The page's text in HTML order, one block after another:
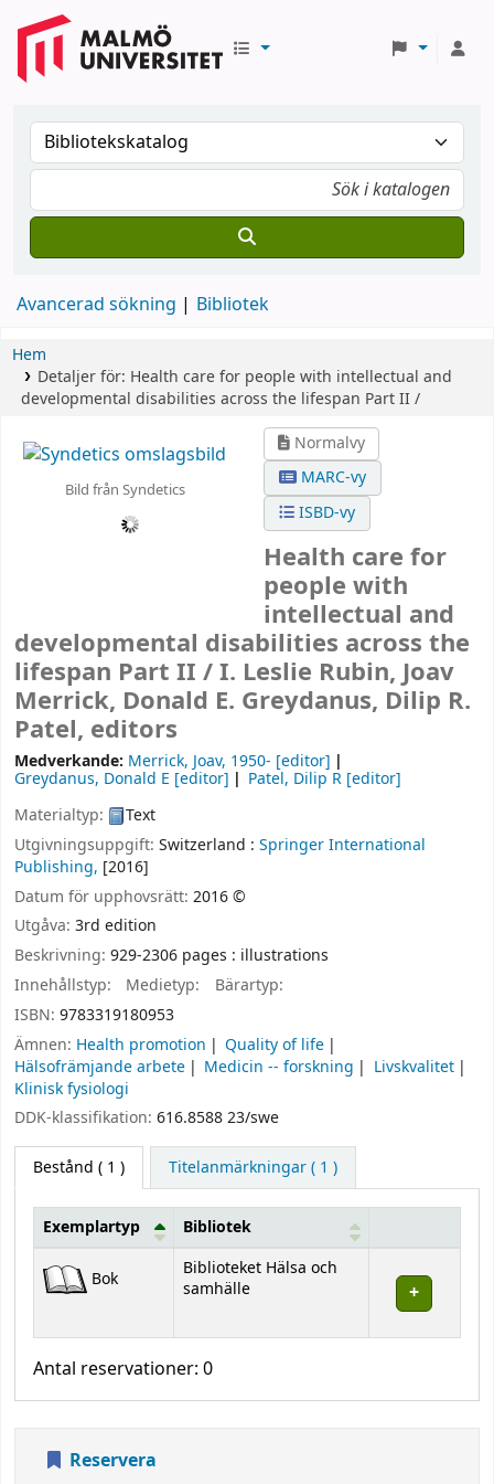
Avancerad sökning Bibliotek
Hem
Detaljer för: Health care for people with intellectual and
developmental disabilities across the lifespan Part II /
Bild från Syndetics
Normalvy
MARC-vy
ISBD-vy
Health care for
people with
intellectual and
developmental disabilities across the
lifespan Part II /I. Leslie Rubin, Joav
Merrick, Donald E. Greydanus, Dilip R.
Patel, editors
Medverkande: Merrick, Joav, 1950- [editor]
Greydanus, Donald E [editor] Patel, Dilip R [editor]
Materialtyp:
Text
Utgivningsuppgift: Switzerland : Springer International
Publishing, [2016]
Datum för upphovsrätt: 2016 ©
Utgåva: 3rd edition
Beskrivning: 929-2306 pages : illustrations
Innehållstyp:
Medietyp:
Bärartyp:
ISBN: 9783319180953
Ämnen: Health promotion
Quality of life
Hälsofrämjande arbete
Medicin -- forskning
Livskvalitet
Klinisk fysiologi
DDK-klassifikation: 616.8588 23/swe
Bestånd ( 1 ) Titelanmärkningar ( 1 )
Bestånd
Exemplartyp Bibliotek
Bok
Biblioteket Hälsa och
samhälle
Antal reservationer: 0
Reservera